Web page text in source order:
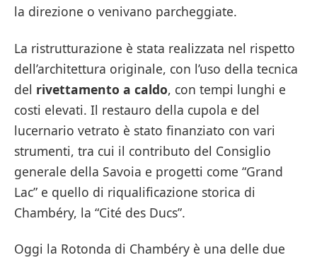
la direzione o venivano parcheggiate.
La ristrutturazione è stata realizzata nel rispetto
dell’architettura originale, con l’uso della tecnica
del rivettamento a caldo, con tempi lunghi e
costi elevati. Il restauro della cupola e del
lucernario vetrato è stato finanziato con vari
strumenti, tra cui il contributo del Consiglio
generale della Savoia e progetti come “Grand
Lac” e quello di riqualificazione storica di
Chambéry, la “Cité des Ducs”.
Oggi la Rotonda di Chambéry è una delle due